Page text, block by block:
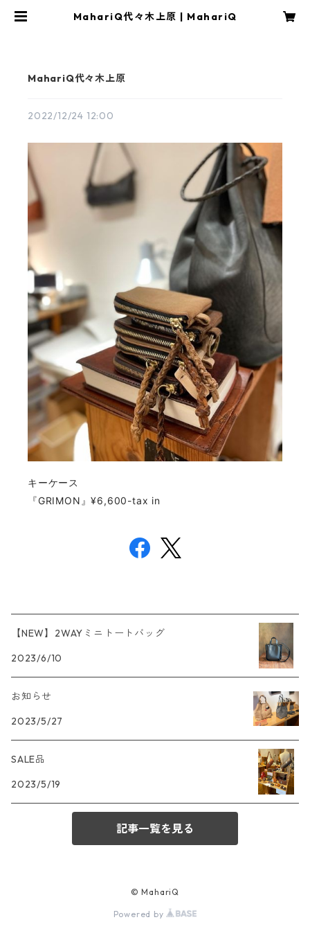
MahariQ代々木上原 | MahariQ
MahariQ代々木上原
2022/12/24 12:00
キーケース
『GRIMON』¥6,600-tax in
【NEW】2WAYミニトートバッグ
2023/6/10
お知らせ
2023/5/27
SALE品
2023/5/19
記事一覧を見る
© MahariQ
Powered by